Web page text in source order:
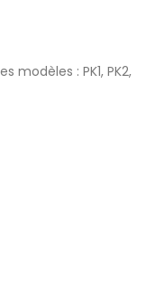
modèles : PK1, PK2,